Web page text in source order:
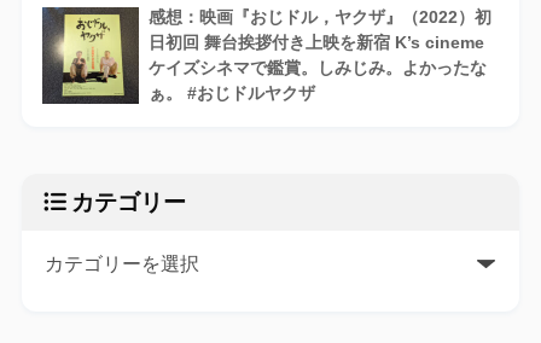
感想：映画『おじドル，ヤクザ』（2022）初
日初回 舞台挨拶付き上映を新宿 K’s cineme
ケイズシネマで鑑賞。しみじみ。よかったな
ぁ。 #おじドルヤクザ
カテゴリー